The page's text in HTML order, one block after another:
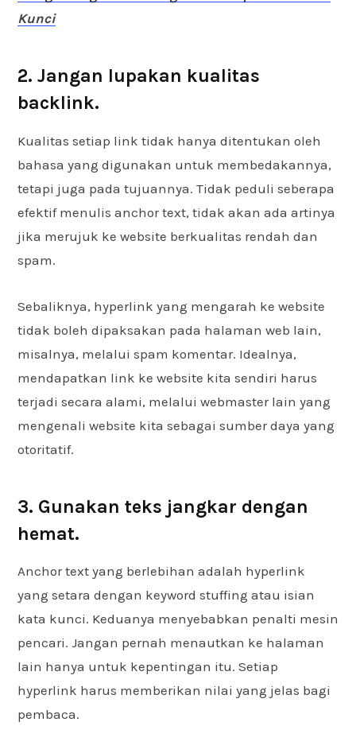
Kunci
2. Jangan lupakan kualitas
backlink.
Kualitas setiap link tidak hanya ditentukan oleh
bahasa yang digunakan untuk membedakannya,
tetapi juga pada tujuannya. Tidak peduli seberapa
efektif menulis anchor text, tidak akan ada artinya
jika merujuk ke website berkualitas rendah dan
spam.
Sebaliknya, hyperlink yang mengarah ke website
tidak boleh dipaksakan pada halaman web lain,
misalnya, melalui spam komentar. Idealnya,
mendapatkan link ke website kita sendiri harus
terjadi secara alami, melalui webmaster lain yang
mengenali website kita sebagai sumber daya yang
otoritatif.
3. Gunakan teks jangkar dengan
hemat.
Anchor text yang berlebihan adalah hyperlink
yang setara dengan keyword stuffing atau isian
kata kunci. Keduanya menyebabkan penalti mesin
pencari. Jangan pernah menautkan ke halaman
lain hanya untuk kepentingan itu. Setiap
hyperlink harus memberikan nilai yang jelas bagi
pembaca.